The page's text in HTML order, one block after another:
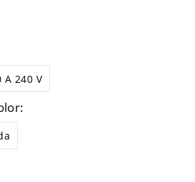
A 240 V